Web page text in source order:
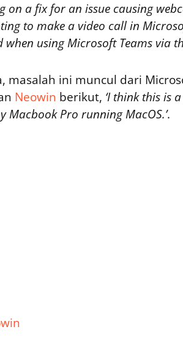
on a fix for an issue causing
to make a video call in
when using Microsoft Teams via
masalah ini muncul dari
Neowin berikut, ‘I think this is
Macbook Pro running MacOS.’.